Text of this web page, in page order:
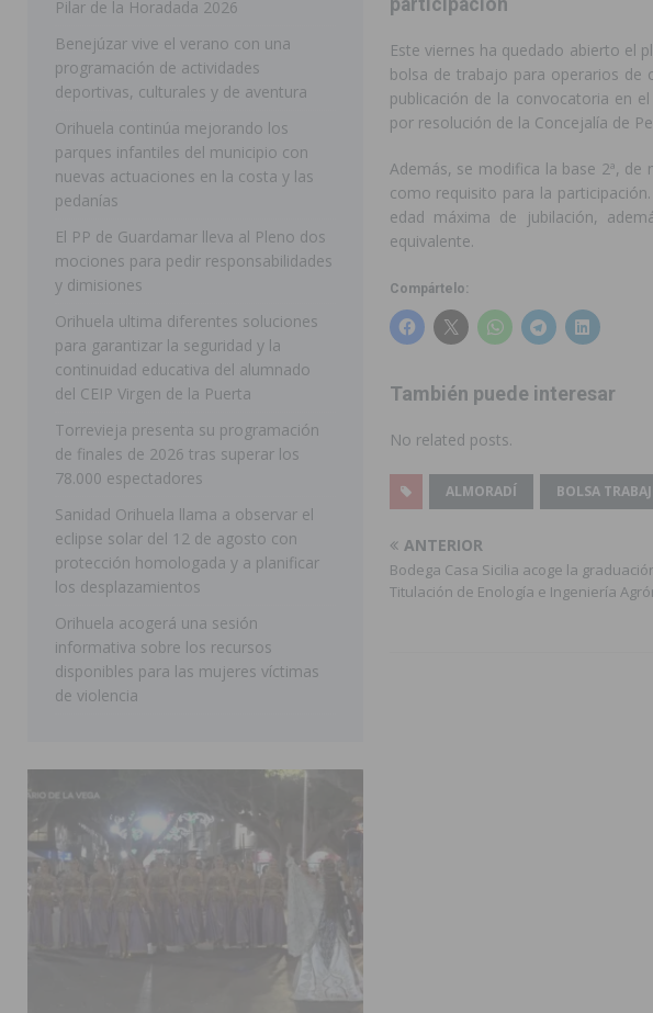
[ 05/08/2026 ]
DE LA HORADADA
San Miguel de Salinas acogerá el espectáculo ‘Desempolsant’
MIGUEL DE SALINAS
[ 05/08/2026 ]
Quince años compartiendo la pasión por el golf
ORIHUELA
La Guardia Civil detiene a un hombre en Torrevieja tras ser
TORREVIEJA
San Miguel de Salinas abre las inscripciones para el Concurso-
SAN MIGUEL DE SALINAS
[ 06/08/2026 ] La Escuela Municipal de Música de Los Montesinos abrirá en
[ 06/08/2026 ]
Convocado el XXVII Concurso de Carteles de las Fiestas
HORADADA
[ 06/08/2026 ] Benejúzar vive el verano con una programación de actividades
BENEJUZAR
Este viernes ha quedado abierto el
bolsa de trabajo para operarios de
publicación de la convocatoria en
por resolución de la Concejalía de
Además, se modifica la base 2ª,
como requisito para la
edad máxima de jubilación,
equivalente.
Compártelo:
También puede interesar
No related posts.
ALMORADÍ BOLSA
ANTERIOR
Bodega Casa Sicilia acoge la
Titulación de Enología e Ingeniería
Pilar de la Horadada 2026
Benejúzar vive el verano con una
programación de actividades
deportivas, culturales y de aventura
Orihuela continúa mejorando los
parques infantiles del municipio con
nuevas actuaciones en la costa y las
pedanías
El PP de Guardamar lleva al Pleno dos
mociones para pedir responsabilidades
y dimisiones
Orihuela ultima diferentes soluciones
para garantizar la seguridad y la
continuidad educativa del alumnado
del CEIP Virgen de la Puerta
Torrevieja presenta su programación
de finales de 2026 tras superar los
78.000 espectadores
Sanidad Orihuela llama a observar el
eclipse solar del 12 de agosto con
protección homologada y a planificar
los desplazamientos
Orihuela acogerá una sesión
informativa sobre los recursos
disponibles para las mujeres víctimas
de violencia